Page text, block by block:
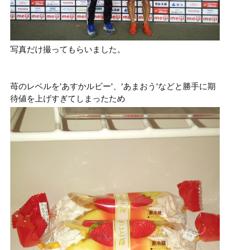
写真だけ撮ってもらいました。
苺のレベルを’あすかルビー’、’あまおう’などと勝手に期
待値を上げすぎてしまったため